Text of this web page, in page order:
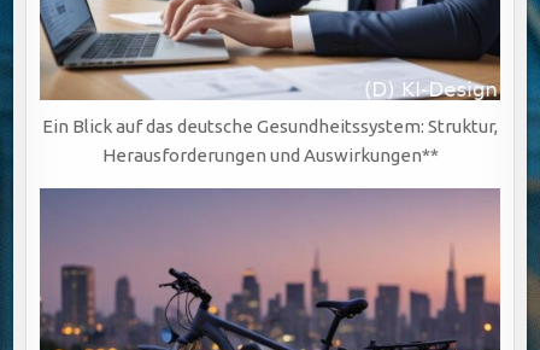
Ein Blick auf das deutsche Gesundheitssystem: Struktur,
Herausforderungen und Auswirkungen**